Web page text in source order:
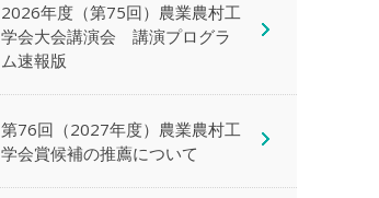
2026年度（第75回）農業農村工
学会大会講演会 講演プログラ
ム速報版
第76回（2027年度）農業農村工
学会賞候補の推薦について